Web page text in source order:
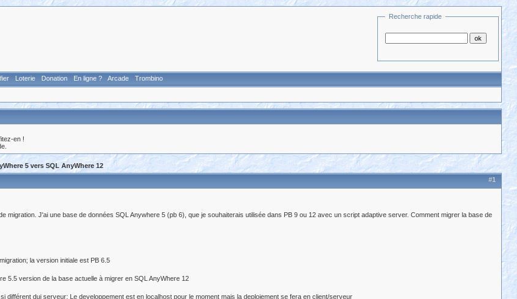
Recherche rapide
Loterie Donation En ligne ? Arcade Trombino
en !
5 vers SQL AnyWhere 12
#1
migration. J'ai une base de données SQL Anywhere 5 (pb 6), que je souhaiterais utilisée dans PB 9 ou 12 avec un script adaptive server. Comment migrer la base de
la version initiale est PB 6.5
5.5 version de la base actuelle à migrer en SQL AnyWhere 12
différent dui serveur: Le developpement est en localhost pour le moment mais la deploiement se fera en client/serveur